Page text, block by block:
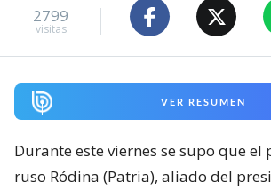
2799
visitas
VER RESUMEN
Durante este viernes se supo que
ruso Ródina (Patria), aliado del